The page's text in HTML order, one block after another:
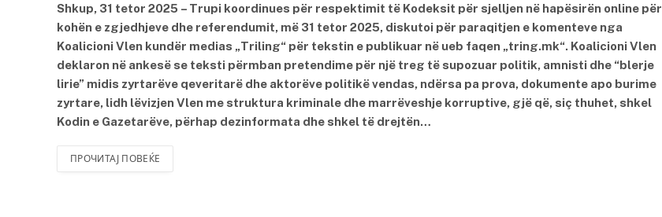
Shkup, 31 tetor 2025 – Trupi koordinues për respektimit të Kodeksit për sjelljen në hapësirën online për
kohën e zgjedhjeve dhe referendumit, më 31 tetor 2025, diskutoi për paraqitjen e komenteve nga
Koalicioni Vlen kundër medias „Triling“ për tekstin e publikuar në ueb faqen „tring.mk“. Koalicioni Vlen
deklaron në ankesë se teksti përmban pretendime për një treg të supozuar politik, amnisti dhe “blerje
lirie” midis zyrtarëve qeveritarë dhe aktorëve politikë vendas, ndërsa pa prova, dokumente apo burime
zyrtare, lidh lëvizjen Vlen me struktura kriminale dhe marrëveshje korruptive, gjë që, siç thuhet, shkel
Kodin e Gazetarëve, përhap dezinformata dhe shkel të drejtën…
ПРОЧИТАЈ ПОВЕЌЕ